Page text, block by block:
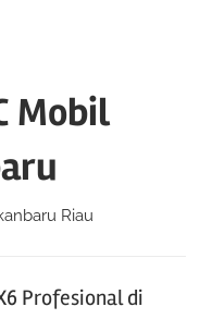
Mobil
Riau
Profesional di